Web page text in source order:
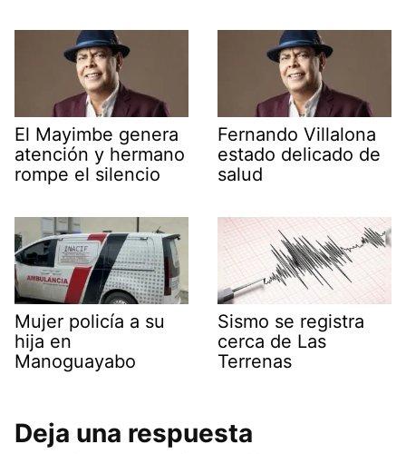
El Mayimbe genera
atención y hermano
rompe el silencio
Fernando Villalona
estado delicado de
salud
Mujer policía a su
hija en
Manoguayabo
Sismo se registra
cerca de Las
Terrenas
Deja una respuesta